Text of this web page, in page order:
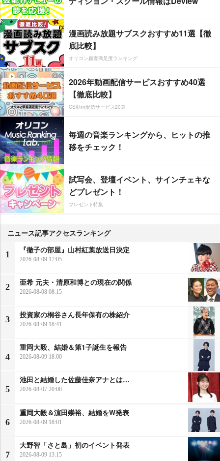
漫画読み放題サブスクおすすめ11選【徹
底比較】
オリコン顧客満足度ランキング
2026年動画配信サービスおすすめ40選
【徹底比較】
CS動画配信サービス20選
毎週の音楽ランキングから、ヒットの推
移をチェック！
試写会、登壇イベント、サインチェキな
どプレゼント！
プレゼント特集
ニュース記事アクセスランキング
1
『徹子の部屋』山村紅葉放送日決定
2026-08-09 17:05
2
亜希 元夫・清原和博との現在の関係
2026-08-08 08:15
3
投資家の桐谷さん長年保有の株紹介
2026-08-09 18:41
4
重岡大毅、結婚＆第1子誕生を報告
2026-08-09 18:00
5
池田と結婚した佐藤佳奈アナとは…
2026-08-07 20:08
6
重岡大毅＆濵田崇裕、結婚をW発表
2026-08-09 18:01
7
大野智「さと島」初のイベント発表
2026-08-09 13:15